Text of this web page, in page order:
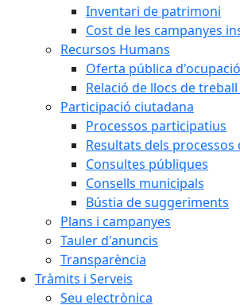
Inventari de patrimoni
Cost de les campanyes
Recursos Humans
Oferta pública d'ocupació
Relació de llocs de
Participació ciutadana
Processos participatius
Resultats dels
Consultes públiques
Consells municipals
Bústia de suggeriments
Plans i campanyes
Tauler d'anuncis
Transparència
Tràmits i Serveis
Seu electrònica